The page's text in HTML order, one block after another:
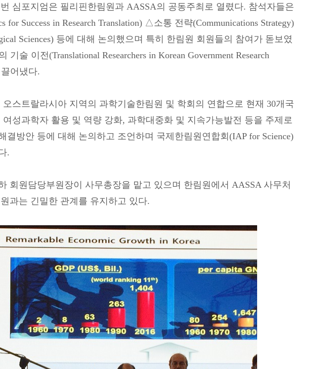
번 심포지엄은 필리핀한림원과 AASSA의 공동주최로 열렸다. 참석자들은
Success in Research Translation) △소통 전략(Communications Strategy)
Sciences) 등에 대해 논의했으며 특히 한림원 회원들의 참여가 돋보였
술 이전(Translational Researchers in Korean Government Research
어냈다.
스트랄라시아 지역의 과학기술한림원 및 학회의 연합으로 현재 30개국
성과학자 활용 및 역량 강화, 과학대중화 및 지속가능발전 등을 주제로
방안 등에 대해 논의하고 조언하며 국제한림원연합회(IAP for Science)
.
회원담당부원장이 사무총장을 맡고 있으며 한림원에서 AASSA 사무처
과는 긴밀한 관계를 유지하고 있다.